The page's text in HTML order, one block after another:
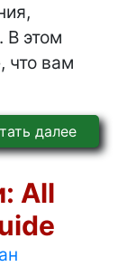
В этом
что вам
далее
All